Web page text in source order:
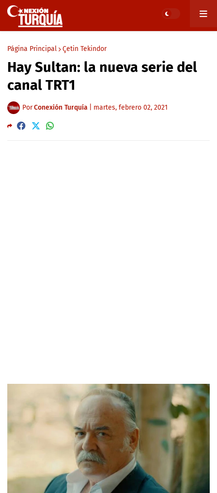
Página Principal Çetin Tekindor
Hay Sultan: la nueva serie del
canal TRT1
PorConexión Turquía martes, febrero 02, 2021